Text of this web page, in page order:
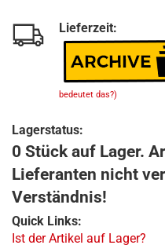
Lieferzeit:
bedeutet das?)
Lagerstatus:
0 Stück auf Lager.
Lieferanten nicht
Verständnis!
Quick Links:
Ist der Artikel auf Lager?